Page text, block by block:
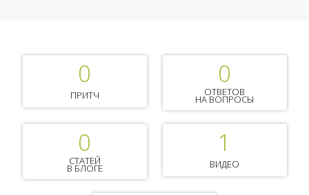
0
ПРИТЧ
0
ОТВЕТОВ
НА ВОПРОСЫ
0
СТАТЕЙ
В БЛОГЕ
1
ВИДЕО